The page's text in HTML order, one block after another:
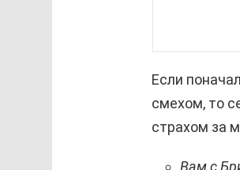
Если
смехом, то
страхом за
Вам с